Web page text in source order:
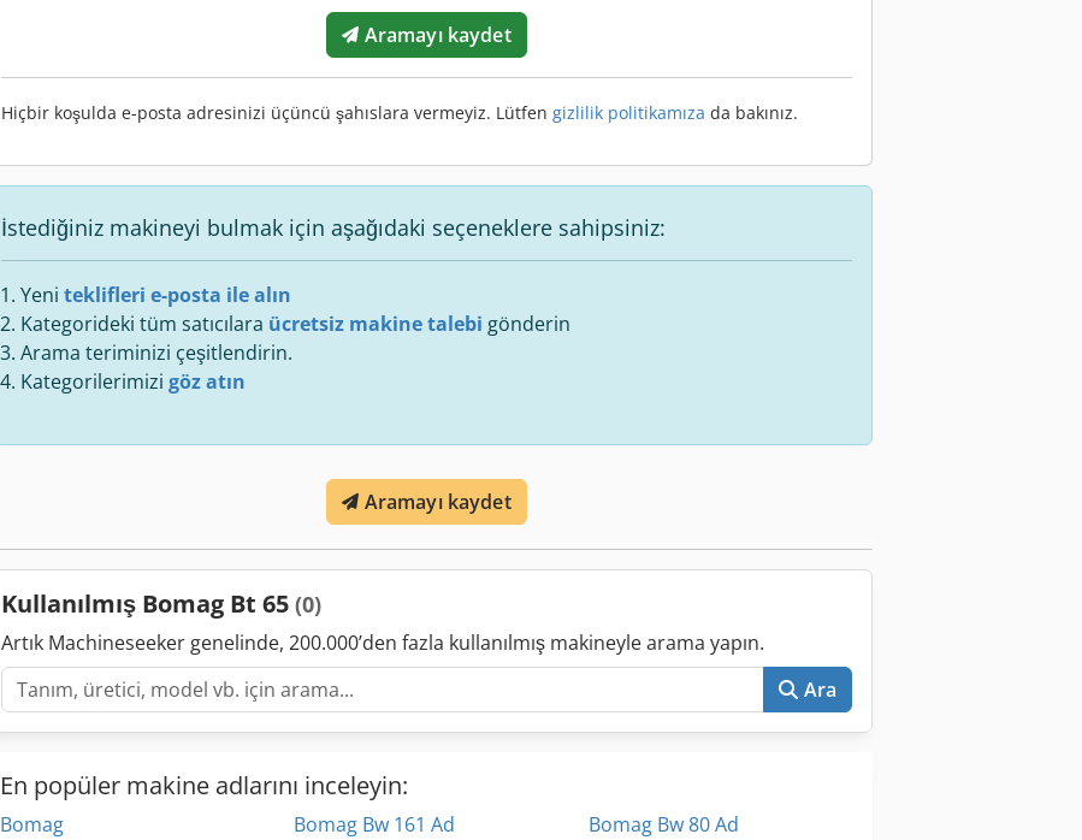
Aramayı kaydet
Hiçbir koşulda e-posta adresinizi üçüncü şahıslara vermeyiz. Lütfen gizlilik politikamıza da bakınız.
İstediğiniz makineyi bulmak için aşağıdaki seçeneklere sahipsiniz:
Yeni teklifleri e-posta ile alın
Kategorideki tüm satıcılara ücretsiz makine talebi gönderin
Arama teriminizi çeşitlendirin.
Kategorilerimizi göz atın
Aramayı kaydet
Kullanılmış Bomag Bt 65 (0)
Artık Machineseeker genelinde, 200.000’den fazla kullanılmış makineyle arama yapın.
Ara
En popüler makine adlarını inceleyin:
Bomag
Bomag Bw 161 Ad
Bomag Bw 80 Ad